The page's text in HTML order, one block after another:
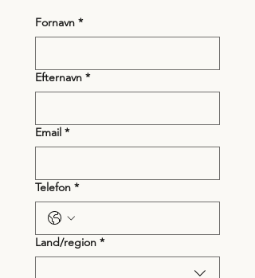
Fornavn *
Efternavn *
Email *
Telefon *
Multi-line address
Land/region *